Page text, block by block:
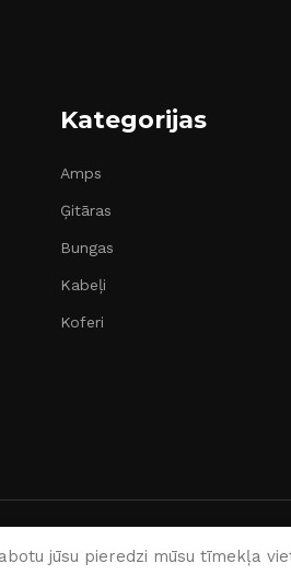
Kategorijas
Amps
Ģitāras
Bungas
Kabeļi
Koferi
jūsu pieredzi mūsu tīmekļa